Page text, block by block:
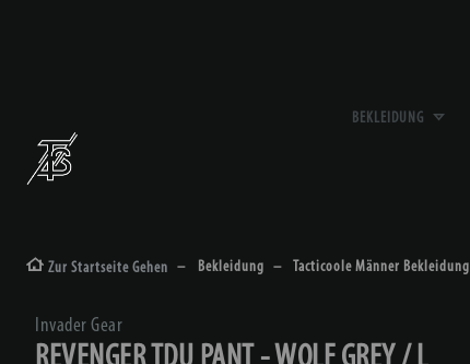
BEKLEIDUNG
Zur Startseite Gehen Bekleidung Tacticoole Männer Bekleidung
Invader Gear